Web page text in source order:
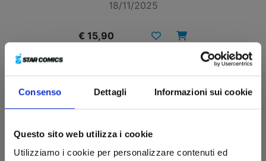
Consenso Dettagli Informazioni sui cookie
Questo sito web utilizza i cookie
Utilizziamo i cookie per personalizzare contenuti ed
18/11/2025
€ 15,90